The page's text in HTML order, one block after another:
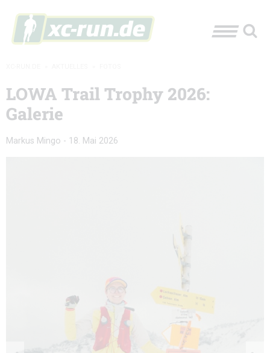
LOWA Trail Trophy 2026:
Galerie
Markus Mingo - 18. Mai 2026